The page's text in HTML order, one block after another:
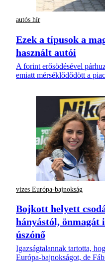
autós hír
Ezek a típusok a
használt autói
A forint erősödésével
emiatt mérséklődődött a
vizes Európa-bajnokság
Bojkott helyett
hányástól, önmagát
úszónő
Igazságtalannak tartotta,
Európa-bajnokságot, de